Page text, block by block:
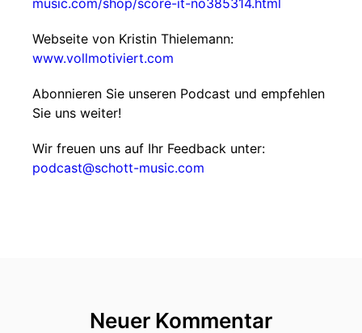
music.com/shop/score-it-no385314.html
Webseite von Kristin Thielemann:
www.vollmotiviert.com
Abonnieren Sie unseren Podcast und empfehlen
Sie uns weiter!
Wir freuen uns auf Ihr Feedback unter:
podcast@schott-music.com
Neuer Kommentar